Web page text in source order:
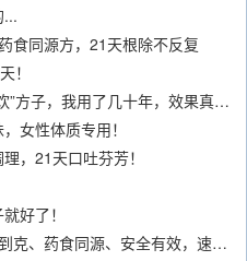
...
食同源方，21天根除不反复
！
从根源斩断口臭！这张“清源除臭饮”方子，我用了几十年，效果真不错
女性体质专用！
，21天口吐芬芳！
好了！
口臭的克星来了！9味药方，精确到克、药食同源、安全有效，速看！